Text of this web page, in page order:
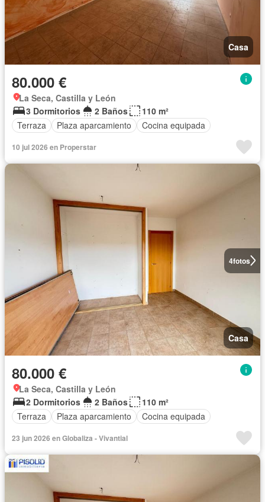
Casa
80.000 €
La Seca, Castilla y León
3 Dormitorios
2 Baños
110 m²
Terraza
Plaza aparcamiento Cocina equipada
10 jul 2026 en Properstar
4fotos
Casa
80.000 €
La Seca, Castilla y León
2 Dormitorios
2 Baños
110 m²
Terraza
Plaza aparcamiento Cocina equipada
23 jun 2026 en Globaliza - Vivantial